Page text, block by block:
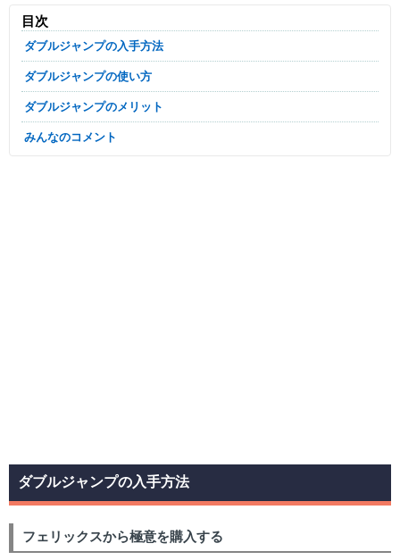
目次
ダブルジャンプの入手方法
ダブルジャンプの使い方
ダブルジャンプのメリット
みんなのコメント
ダブルジャンプの入手方法
フェリックスから極意を購入する